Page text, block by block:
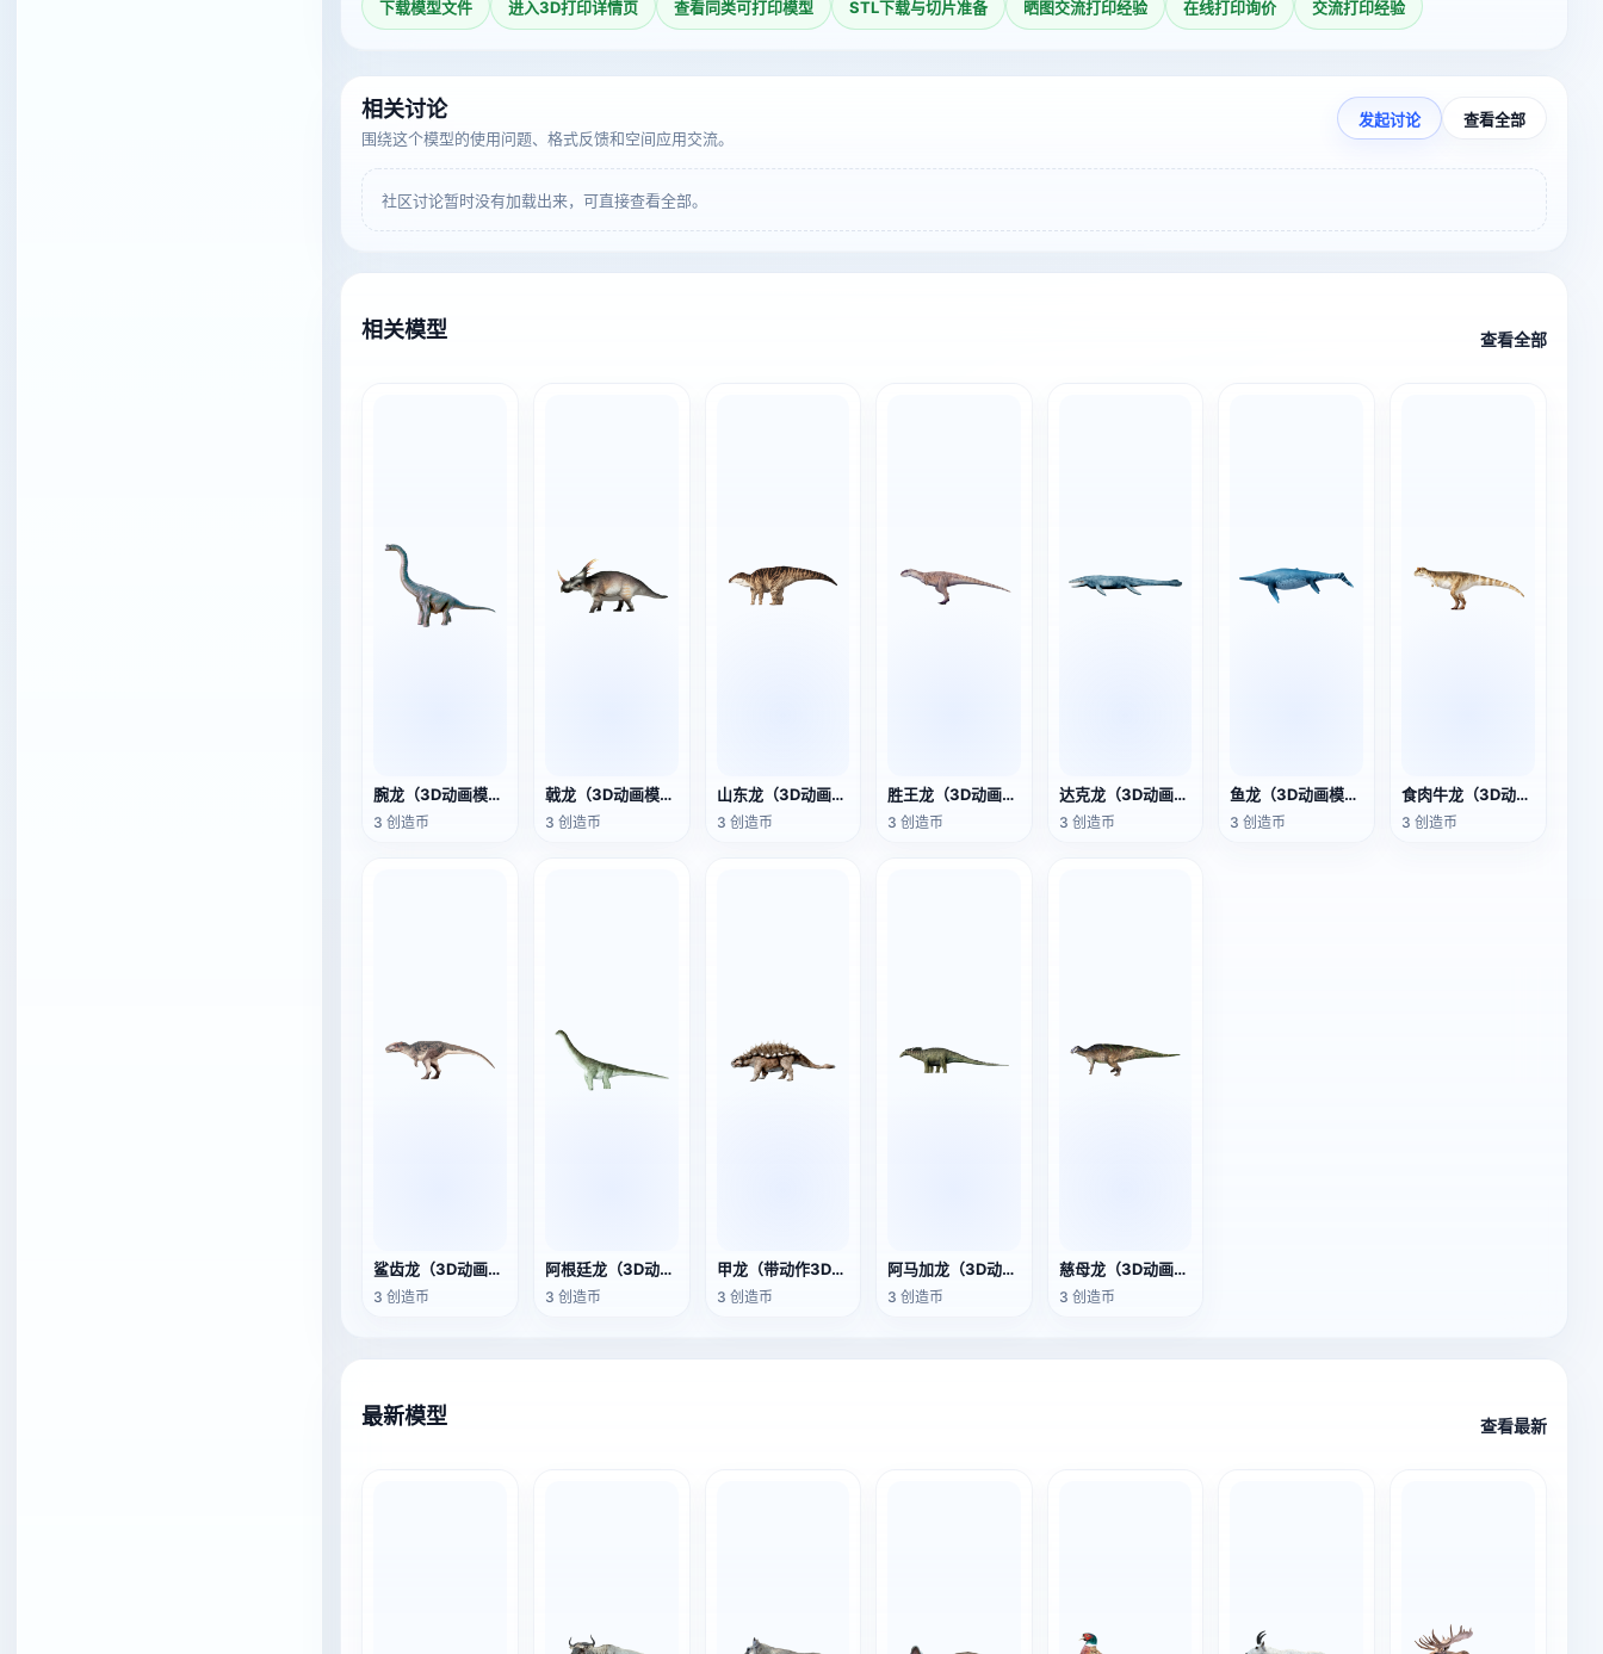
下载模型文件 进入3D打印详情页 查看同类可打印模型 STL下载与切片准备 晒图交流打印经验 在线打印询价 交流打印经验
相关讨论
围绕这个模型的使用问题、格式反馈和空间应用交流。
发起讨论 查看全部
社区讨论暂时没有加载出来，可直接查看全部。
相关模型 查看全部
腕龙（3D动画模型）
3 创造币
戟龙（3D动画模型）
3 创造币
山东龙（3D动画模型）
3 创造币
胜王龙（3D动画模型）
3 创造币
达克龙（3D动画模型）
3 创造币
鱼龙（3D动画模型）
3 创造币
食肉牛龙（3D动画模型）
3 创造币
鲨齿龙（3D动画模型）
3 创造币
阿根廷龙（3D动画模型）
3 创造币
甲龙（带动作3D模型）
3 创造币
阿马加龙（3D动画模型）
3 创造币
慈母龙（3D动画模型）
3 创造币
最新模型 查看最新